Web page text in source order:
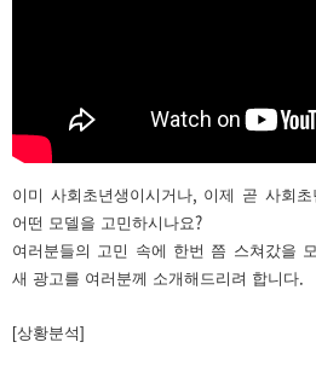
이미 사회초년생이시거나
이제 곧 사회
어떤 모델을 고민하시나요?
여러분들의 고민 속에 한번 쯤 스쳐갔을
새 광고를 여러분께 소개해드리려 합니다
[상황분석]